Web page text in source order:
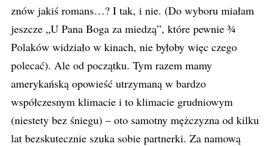
znów jakiś romans…? I tak, i nie. (Do wyboru miałam
jeszcze „U Pana Boga za miedzą”, które pewnie ¾
Polaków widziało w kinach, nie byłoby więc czego
polecać). Ale od początku. Tym razem mamy
amerykańską opowieść utrzymaną w bardzo
współczesnym klimacie i to klimacie grudniowym
(niestety bez śniegu) – oto samotny mężczyzna od kilku
lat bezskutecznie szuka sobie partnerki. Za namową